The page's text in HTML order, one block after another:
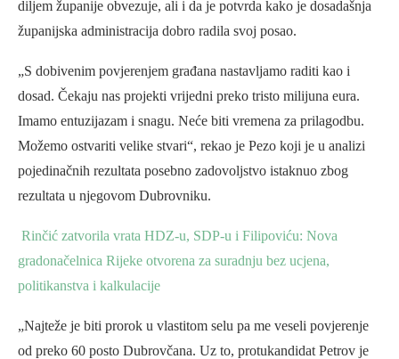
diljem županije obvezuje, ali i da je potvrda kako je dosadašnja
županijska administracija dobro radila svoj posao.
„S dobivenim povjerenjem građana nastavljamo raditi kao i
dosad. Čekaju nas projekti vrijedni preko tristo milijuna eura.
Imamo entuzijazam i snagu. Neće biti vremena za prilagodbu.
Možemo ostvariti velike stvari“, rekao je Pezo koji je u analizi
pojedinačnih rezultata posebno zadovoljstvo istaknuo zbog
rezultata u njegovom Dubrovniku.
Rinčić zatvorila vrata HDZ-u, SDP-u i Filipoviću: Nova
gradonačelnica Rijeke otvorena za suradnju bez ucjena,
politikanstva i kalkulacije
„Najteže je biti prorok u vlastitom selu pa me veseli povjerenje
od preko 60 posto Dubrovčana. Uz to, protukandidat Petrov je